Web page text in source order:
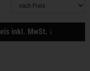
inkl. MwSt.
Aktionen